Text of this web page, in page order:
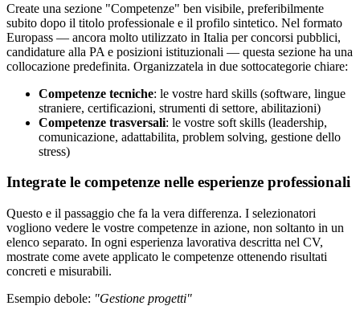
Create una sezione "Competenze" ben visibile, preferibilmente
subito dopo il titolo professionale e il profilo sintetico. Nel formato
Europass — ancora molto utilizzato in Italia per concorsi pubblici,
candidature alla PA e posizioni istituzionali — questa sezione ha una
collocazione predefinita. Organizzatela in due sottocategorie chiare:
Competenze tecniche: le vostre hard skills (software, lingue
straniere, certificazioni, strumenti di settore, abilitazioni)
Competenze trasversali: le vostre soft skills (leadership,
comunicazione, adattabilita, problem solving, gestione dello
stress)
Integrate le competenze nelle esperienze professionali
Questo e il passaggio che fa la vera differenza. I selezionatori
vogliono vedere le vostre competenze in azione, non soltanto in un
elenco separato. In ogni esperienza lavorativa descritta nel CV,
mostrate come avete applicato le competenze ottenendo risultati
concreti e misurabili.
Esempio debole: "Gestione progetti"